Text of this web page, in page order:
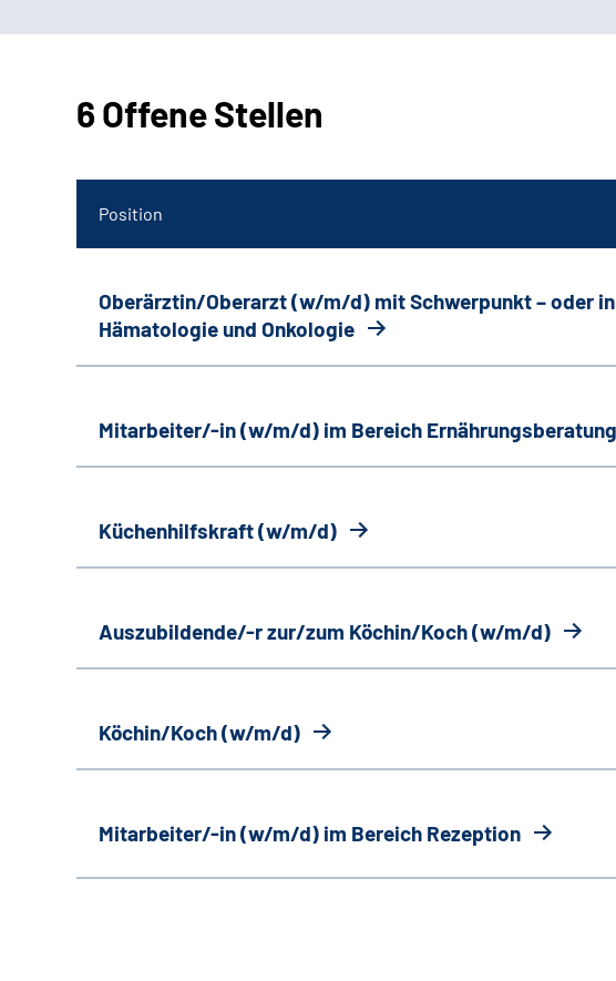
6 Offene Stellen
Position
Oberärztin/Oberarzt (w/m/d) mit Schwerpunkt–oder
Hämatologie und Onkologie
Mitarbeiter/-in (w/m/d) im Bereich Ernährungsberatung
Küchenhilfskraft (w/m/d)
Auszubildende/-r zur/zum Köchin/Koch (w/m/d)
Köchin/Koch (w/m/d)
Mitarbeiter/-in (w/m/d) im Bereich Rezeption